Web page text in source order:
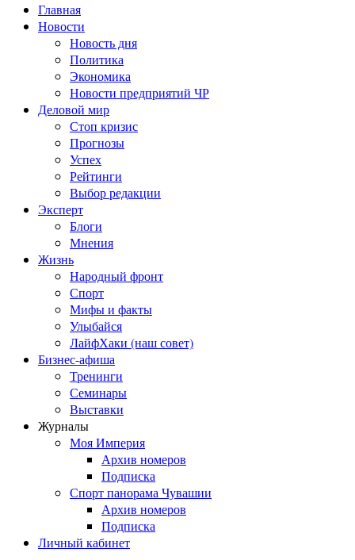
Главная
Новости
Новость дня
Политика
Экономика
Новости предприятий ЧР
Деловой мир
Стоп кризис
Прогнозы
Успех
Рейтинги
Выбор редакции
Эксперт
Блоги
Мнения
Жизнь
Народный фронт
Спорт
Мифы и факты
Улыбайся
ЛайфХаки (наш совет)
Бизнес-афиша
Тренинги
Семинары
Выставки
Журналы
Моя Империя
Архив номеров
Подписка
Спорт панорама Чувашии
Архив номеров
Подписка
Личный кабинет